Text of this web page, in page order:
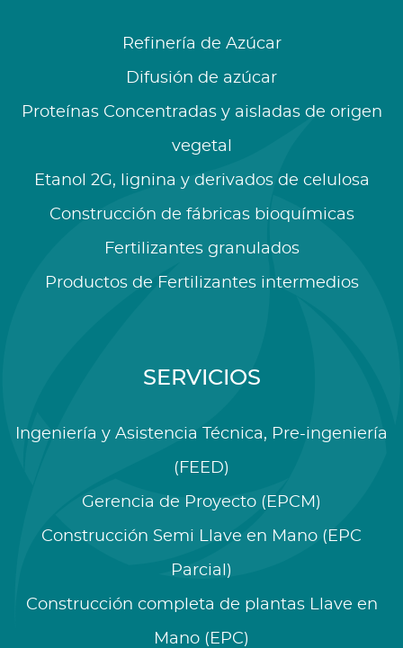
Refinería de Azúcar
Difusión de azúcar
Proteínas Concentradas y aisladas de origen
vegetal
Etanol 2G, lignina y derivados de celulosa
Construcción de fábricas bioquímicas
Fertilizantes granulados
Productos de Fertilizantes intermedios
SERVICIOS
Ingeniería y Asistencia Técnica, Pre-ingeniería
(FEED)
Gerencia de Proyecto (EPCM)
Construcción Semi Llave en Mano (EPC
Parcial)
Construcción completa de plantas Llave en
Mano (EPC)